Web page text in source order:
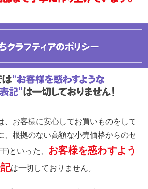
、お客様に安心してお買いものをして
、根拠のない高額な小売価格からのセ
といった、 お客様を惑わすよう
は一切しておりません。